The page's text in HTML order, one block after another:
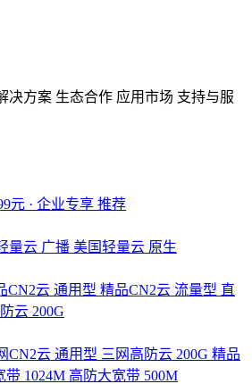
决方案 生态合作 应用市场 支持与服
元 · 企业专享 推荐
量云 广播 美国轻量云 原生
CN2云 通用型 精品CN2云 流量型 直
云 200G
CN2云 通用型 三网高防云 200G 精品
带 1024M 高防大宽带 500M